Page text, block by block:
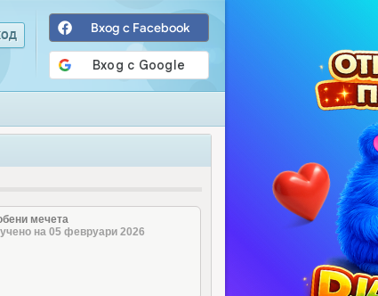
Вход с Facebook
мечета
на 05 февруари 2026